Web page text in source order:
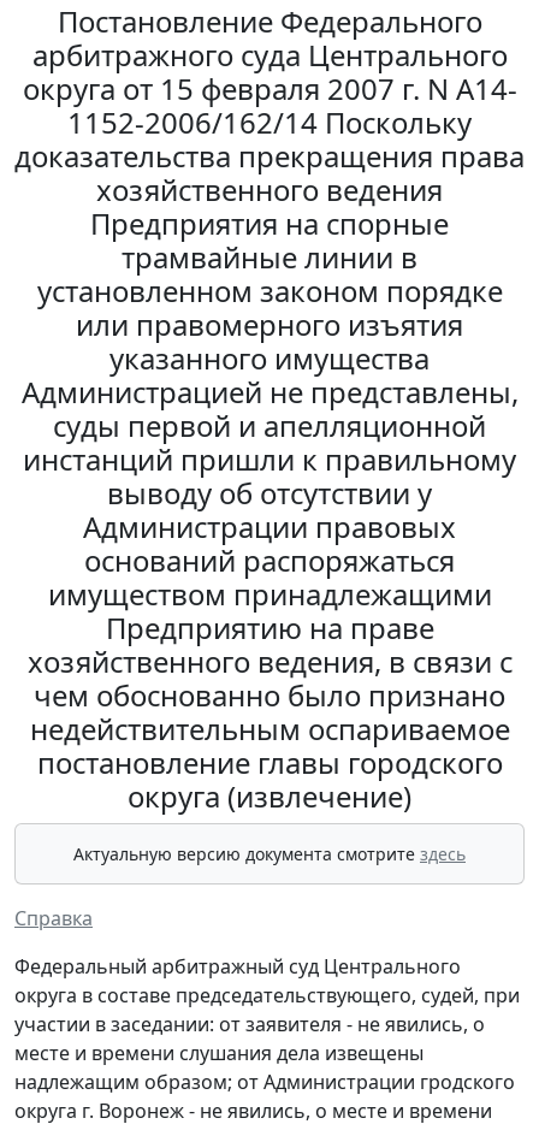
Постановление Федерального
арбитражного суда Центрального
округа от 15 февраля 2007 г. N А14-
1152-2006/162/14 Поскольку
доказательства прекращения права
хозяйственного ведения
Предприятия на спорные
трамвайные линии в
установленном законом порядке
или правомерного изъятия
указанного имущества
Администрацией не представлены,
суды первой и апелляционной
инстанций пришли к правильному
выводу об отсутствии у
Администрации правовых
оснований распоряжаться
имуществом принадлежащими
Предприятию на праве
хозяйственного ведения, в связи с
чем обоснованно было признано
недействительным оспариваемое
постановление главы городского
округа (извлечение)
Актуальную версию документа смотрите здесь
Справка
Федеральный арбитражный суд Центрального
округа в составе председательствующего, судей, при
участии в заседании: от заявителя - не явились, о
месте и времени слушания дела извещены
надлежащим образом; от Администрации гродского
округа г. Воронеж - не явились, о месте и времени